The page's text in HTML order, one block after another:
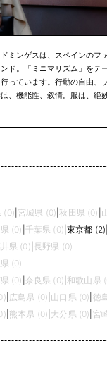
ミンゲスは、スペインのフ
ド。「ミニマリズム」をテ
っています。行動の自由、
、機能性、叙情。服は、絶
(0) |宮城県 (0) |秋田県 (0)
(0) 千葉県 (0) |東京都 (2)
県 (0) 長野県 (0)
(0)
(0) 奈良県 (0) |和歌山県
広島県 (0) 山口県 (0) 徳
熊本県 (0) 大分県 (0) 宮